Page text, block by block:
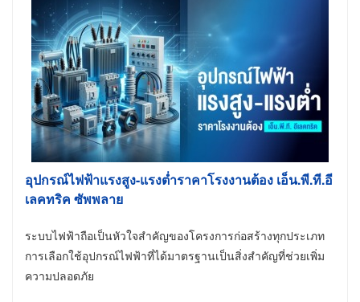
อุปกรณ์ไฟฟ้าแรงสูง-แรงต่ำราคาโรงงานต้อง เอ็น.พี.ที.อี
เลคทริค ซัพพลาย
ระบบไฟฟ้าถือเป็นหัวใจสำคัญของโครงการก่อสร้างทุกประเภท
การเลือกใช้อุปกรณ์ไฟฟ้าที่ได้มาตรฐานเป็นสิ่งสำคัญที่ช่วยเพิ่ม
ความปลอดภัย